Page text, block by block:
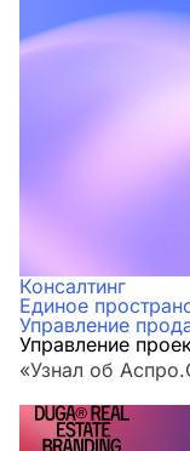
Консалтинг
Единое
Управление
Управление
«Узнал об